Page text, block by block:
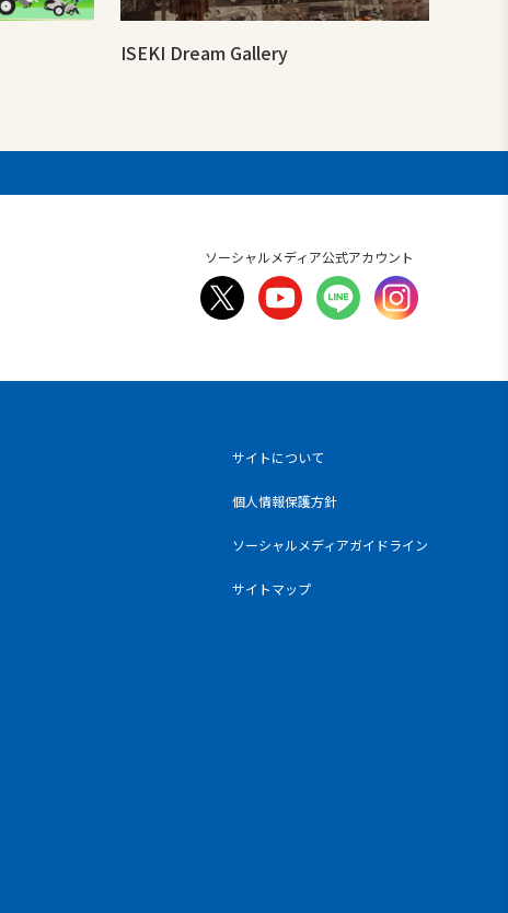
ISEKI Dream Gallery
ソーシャルメディア公式アカウント
サイトについて
個人情報保護方針
ソーシャルメディアガイドライン
サイトマップ